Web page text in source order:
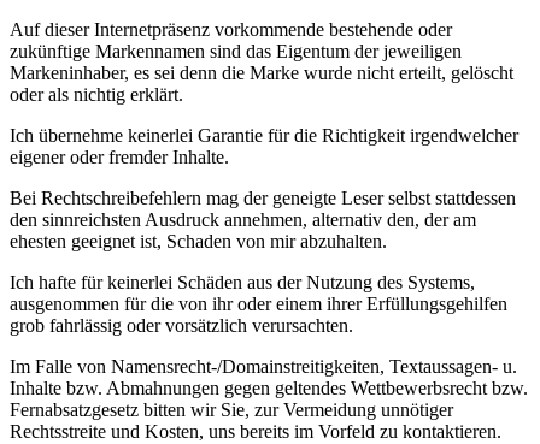
Auf dieser Internetpräsenz vorkommende bestehende oder
zukünftige Markennamen sind das Eigentum der jeweiligen
Markeninhaber, es sei denn die Marke wurde nicht erteilt, gelöscht
oder als nichtig erklärt.
Ich übernehme keinerlei Garantie für die Richtigkeit irgendwelcher
eigener oder fremder Inhalte.
Bei Rechtschreibefehlern mag der geneigte Leser selbst stattdessen
den sinnreichsten Ausdruck annehmen, alternativ den, der am
ehesten geeignet ist, Schaden von mir abzuhalten.
Ich hafte für keinerlei Schäden aus der Nutzung des Systems,
ausgenommen für die von ihr oder einem ihrer Erfüllungsgehilfen
grob fahrlässig oder vorsätzlich verursachten.
Im Falle von Namensrecht-/Domainstreitigkeiten, Textaussagen- u.
Inhalte bzw. Abmahnungen gegen geltendes Wettbewerbsrecht bzw.
Fernabsatzgesetz bitten wir Sie, zur Vermeidung unnötiger
Rechtsstreite und Kosten, uns bereits im Vorfeld zu kontaktieren.